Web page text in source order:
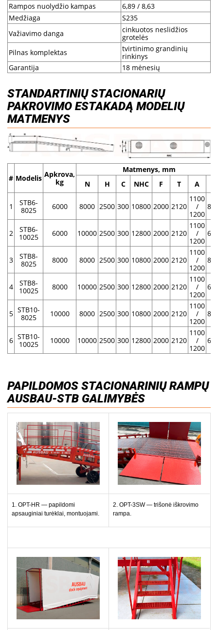
Rampos nuolydžio kampas
6,89 / 8,63
Medžiaga
S235
Važiavimo danga
cinkuotos neslidžios
grotelės
Pilnas komplektas
tvirtinimo grandinių
rinkinys
Garantija
18 mėnesių
STANDARTINIŲ STACIONARIŲ
PAKROVIMO ESTAKADĄ MODELIŲ
MATMENYS
# Modelis Apkrova,
kg
Matmenys, mm
N
H C NHС F T A
1
STB6-
8025
6000 8000 2500 300 10800 2000 2120
1100
/
1200
2
STB6-
10025
6000 10000 2500 300 12800 2000 2120
1100
/
1200
3
STB8-
8025
8000 8000 2500 300 10800 2000 2120
1100
/
1200
4
STB8-
10025
8000 10000 2500 300 12800 2000 2120
1100
/
1200
5 STB10-
8025
10000 8000 2500 300 10800 2000 2120
1100
/
1200
6 STB10-
10025
10000 10000 2500 300 12800 2000 2120
1100
/
1200
PAPILDOMOS STACIONARINIŲ RAMPŲ
AUSBAU-STB GALIMYBĖS
1. OPT-HR — papildomi
apsauginiai turėklai, montuojami.
2. OPT-3SW — trišonė iškrovimo
rampa.